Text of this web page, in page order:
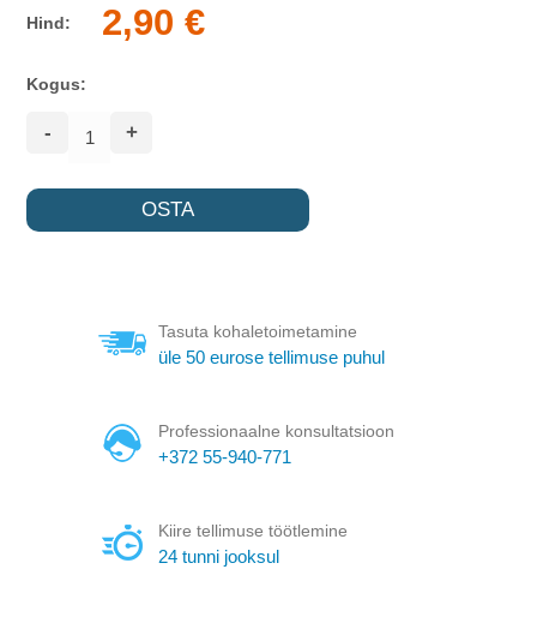
Hind: 2,90 €
Kogus:
- +
Tasuta kohaletoimetamine
üle 50 eurose tellimuse puhul
Professionaalne konsultatsioon
+372 55-940-771
Kiire tellimuse töötlemine
24 tunni jooksul